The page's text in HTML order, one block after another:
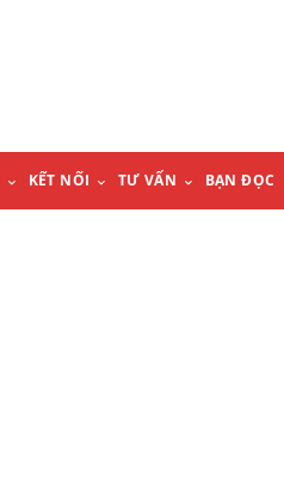
KẾT NỐI TƯ VẤN BẠN ĐỌC